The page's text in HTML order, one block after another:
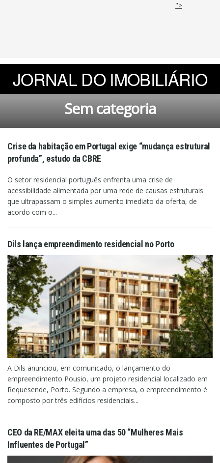
">
JORNAL DO IMOBILIÁRIO
Sem categoria
Crise da habitação em Portugal exige “mudança estrutural
profunda”, estudo da CBRE
O setor residencial português enfrenta uma crise de
acessibilidade alimentada por uma rede de causas estruturais
que ultrapassam o simples aumento imediato da oferta, de
acordo com o...
Dils lança empreendimento residencial no Porto
A Dils anunciou, em comunicado, o lançamento do
empreendimento Pousio, um projeto residencial localizado em
Requesende, Porto. Segundo a empresa, o empreendimento é
composto por três edifícios residenciais...
CEO da RE/MAX eleita uma das 50 “Mulheres Mais
Influentes de Portugal”